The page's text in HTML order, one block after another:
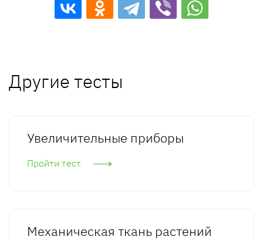
Другие тесты
Увеличительные приборы
Пройти тест
Механическая ткань растений